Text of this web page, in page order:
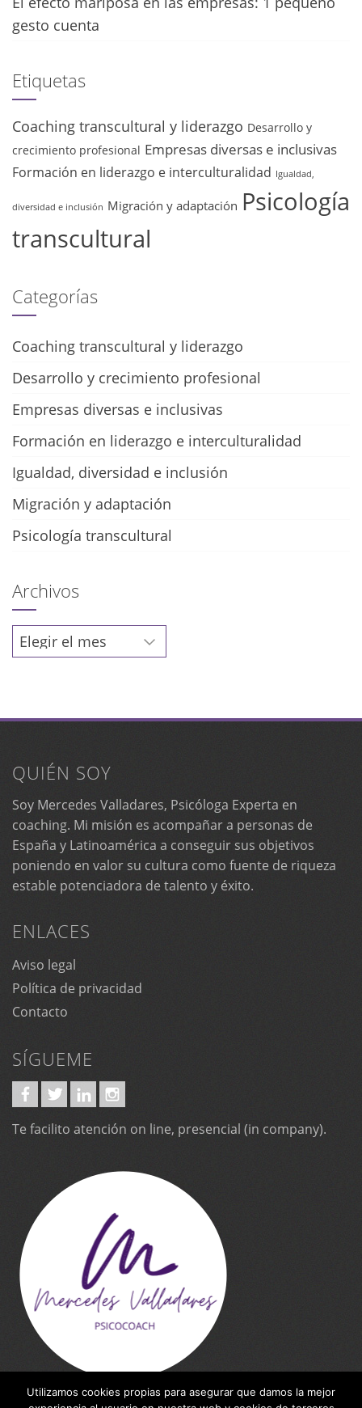
gesto cuenta
Etiquetas
Coaching transcultural y liderazgo Desarrollo y
crecimiento profesional Empresas diversas e inclusivas
Formación en liderazgo e interculturalidad Igualdad,
diversidad e inclusión Migración y adaptación Psicología
transcultural
Categorías
Coaching transcultural y liderazgo
Desarrollo y crecimiento profesional
Empresas diversas e inclusivas
Formación en liderazgo e interculturalidad
Igualdad, diversidad e inclusión
Migración y adaptación
Psicología transcultural
Archivos
Archivos
QUIÉN SOY
Soy Mercedes Valladares, Psicóloga Experta en
coaching. Mi misión es acompañar a personas de
España y Latinoamérica a conseguir sus objetivos
poniendo en valor su cultura como fuente de riqueza
estable potenciadora de talento y éxito.
ENLACES
Aviso legal
Política de privacidad
Contacto
SÍGUEME
Te facilito atención on line, presencial (in company).
Utilizamos cookies propias para asegurar que damos la mejor